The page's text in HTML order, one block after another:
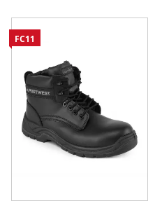
FC11